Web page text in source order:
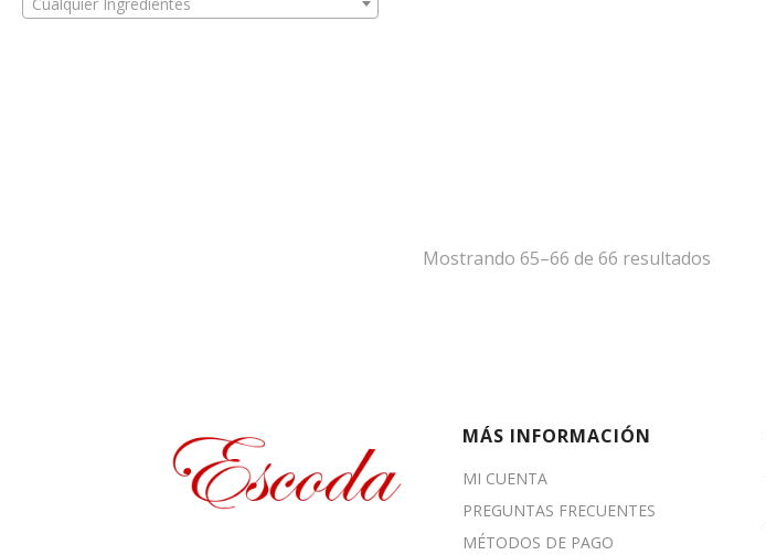
Mostrando 65–66 de 66 resultados
MÁS INFORMACIÓN
MI CUENTA
PREGUNTAS FRECUENTES
MÉTODOS DE PAGO